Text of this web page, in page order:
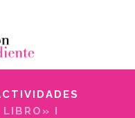
LIBRO» I